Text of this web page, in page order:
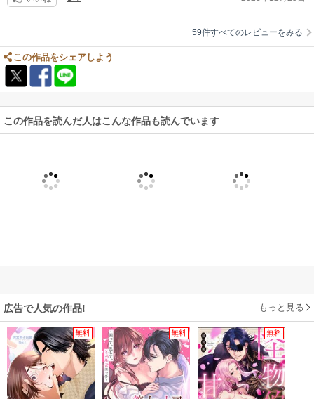
59件すべてのレビューをみる
この作品をシェアしよう
この作品を読んだ人はこんな作品も読んでいます
広告で人気の作品! もっと見る
無料 無料 無料